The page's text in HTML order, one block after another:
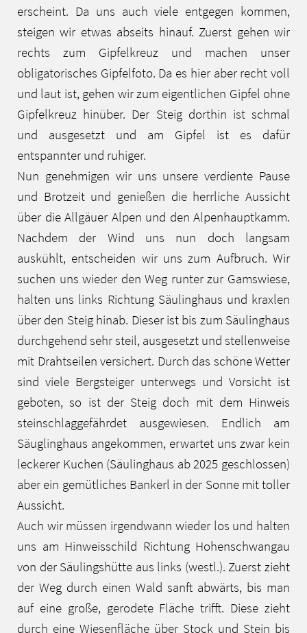
erscheint. Da uns auch viele entgegen kommen,
steigen wir etwas abseits hinauf. Zuerst gehen wir
rechts zum Gipfelkreuz und machen unser
obligatorisches Gipfelfoto. Da es hier aber recht voll
und laut ist, gehen wir zum eigentlichen Gipfel ohne
Gipfelkreuz hinüber. Der Steig dorthin ist schmal
und ausgesetzt und am Gipfel ist es dafür
entspannter und ruhiger.
Nun genehmigen wir uns unsere verdiente Pause
und Brotzeit und genießen die herrliche Aussicht
über die Allgäuer Alpen und den Alpenhauptkamm.
Nachdem der Wind uns nun doch langsam
auskühlt, entscheiden wir uns zum Aufbruch. Wir
suchen uns wieder den Weg runter zur Gamswiese,
halten uns links Richtung Säulinghaus und kraxlen
über den Steig hinab. Dieser ist bis zum Säulinghaus
durchgehend sehr steil, ausgesetzt und stellenweise
mit Drahtseilen versichert. Durch das schöne Wetter
sind viele Bergsteiger unterwegs und Vorsicht ist
geboten, so ist der Steig doch mit dem Hinweis
steinschlaggefährdet ausgewiesen. Endlich am
Säuglinghaus angekommen, erwartet uns zwar kein
leckerer Kuchen (Säulinghaus ab 2025 geschlossen)
aber ein gemütliches Bankerl in der Sonne mit toller
Aussicht.
Auch wir müssen irgendwann wieder los und halten
uns am Hinweisschild Richtung Hohenschwangau
von der Säulingshütte aus links (westl.). Zuerst zieht
der Weg durch einen Wald sanft abwärts, bis man
auf eine große, gerodete Fläche trifft. Diese zieht
durch eine Wiesenfläche über Stock und Stein bis